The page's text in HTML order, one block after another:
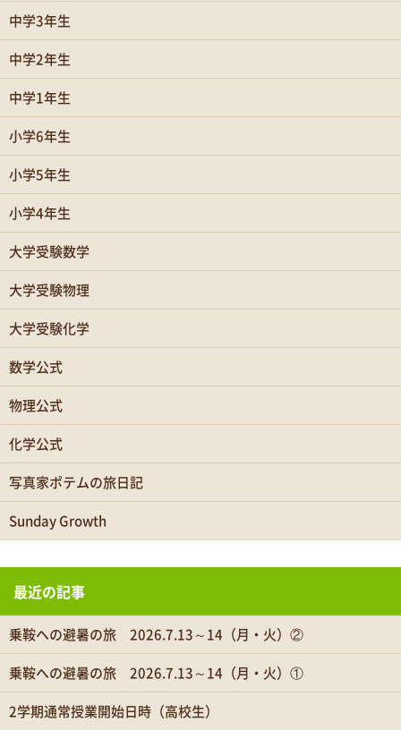
中学3年生
中学2年生
中学1年生
小学6年生
小学5年生
小学4年生
大学受験数学
大学受験物理
大学受験化学
数学公式
物理公式
化学公式
写真家ポテムの旅日記
Sunday Growth
最近の記事
乗鞍への避暑の旅 2026.7.13～14（月・火）②
乗鞍への避暑の旅 2026.7.13～14（月・火）①
2学期通常授業開始日時（高校生）